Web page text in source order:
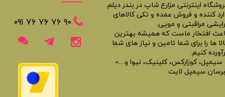
اینترنتی مزارع شاپ در بندر دیلم.
کننده و فروش عمده و تکی کالاهای
مراقبتی و مویی.
افتخار ماست که همیشه بهترین
ها را برای شما تامین و نیاز های شما
کنیم.
سیمپل، کوزارکس، کلینیک، نیوا و...»
سیمپل لایت
​​٩٠ ٧۶ ٧۶ ٧۶ ٠٩١